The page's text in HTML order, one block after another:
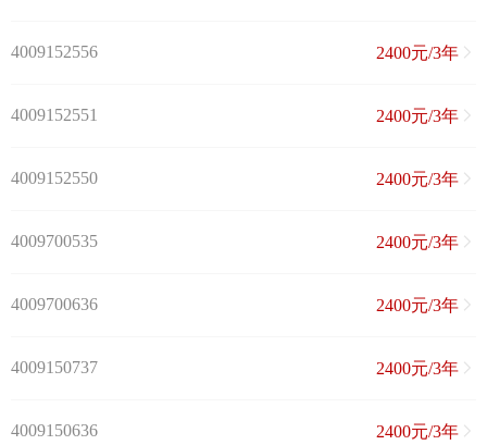
4009152556 2400元/3年
4009152551 2400元/3年
4009152550 2400元/3年
4009700535 2400元/3年
4009700636 2400元/3年
4009150737 2400元/3年
4009150636 2400元/3年